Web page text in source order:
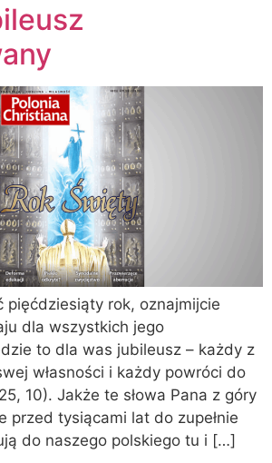
pięćdziesiąty rok, oznajmijcie
dla wszystkich jego
to dla was jubileusz – każdy z
własności i każdy powróci do
10). Jakże te słowa Pana z góry
przed tysiącami lat do zupełnie
do naszego polskiego tu i […]